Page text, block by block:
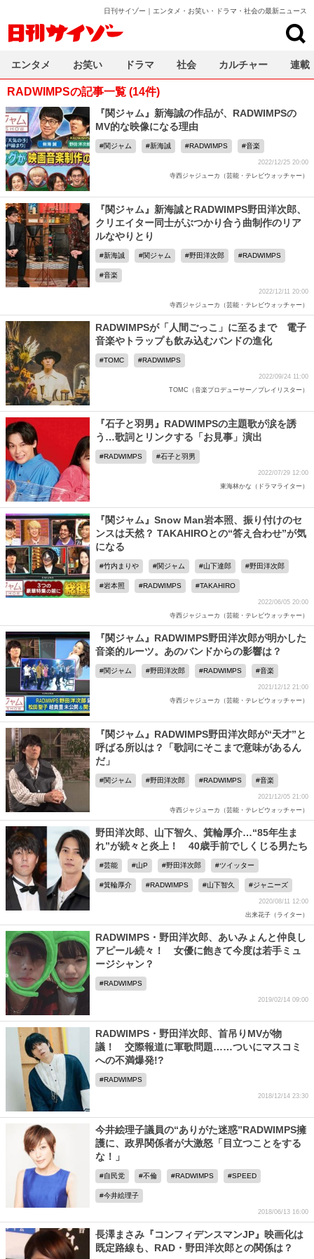
日刊サイゾー｜エンタメ・お笑い・ドラマ・社会の最新ニュース
RADWIMPSの記事一覧 (14件)
『関ジャム』新海誠の作品が、RADWIMPSの
MV的な映像になる理由
関ジャム 新海誠 RADWIMPS 音楽
2022/12/25 20:00
寺西ジャジューカ（芸能・テレビウォッチャー）
『関ジャム』新海誠とRADWIMPS野田洋次郎、
クリエイター同士がぶつかり合う曲制作のリア
ルなやりとり
新海誠 関ジャム 野田洋次郎 RADWIMPS
音楽
2022/12/11 20:00
寺西ジャジューカ（芸能・テレビウォッチャー）
RADWIMPSが「人間ごっこ」に至るまで 電子
音楽やトラップも飲み込むバンドの進化
TOMC RADWIMPS
2022/09/24 11:00
TOMC（音楽プロデューサー／プレイリスター）
『石子と羽男』RADWIMPSの主題歌が涙を誘
う…歌詞とリンクする「お見事」演出
RADWIMPS 石子と羽男
2022/07/29 12:00
東海林かな（ドラマライター）
『関ジャム』Snow Man岩本照、振り付けのセ
ンスは天然？ TAKAHIROとの“答え合わせ”が気
になる
竹内まりや 関ジャム 山下達郎 野田洋次郎
岩本照 RADWIMPS TAKAHIRO
2022/06/05 20:00
寺西ジャジューカ（芸能・テレビウォッチャー）
『関ジャム』RADWIMPS野田洋次郎が明かした
音楽的ルーツ。あのバンドからの影響は？
関ジャム 野田洋次郎 RADWIMPS 音楽
2021/12/12 21:00
寺西ジャジューカ（芸能・テレビウォッチャー）
『関ジャム』RADWIMPS野田洋次郎が“天才”と
呼ばる所以は？「歌詞にそこまで意味があるん
だ」
関ジャム 野田洋次郎 RADWIMPS 音楽
2021/12/05 21:00
寺西ジャジューカ（芸能・テレビウォッチャー）
野田洋次郎、山下智久、箕輪厚介…“85年生ま
れ”が続々と炎上！ 40歳手前でしくじる男たち
芸能 山P 野田洋次郎 ツイッター
箕輪厚介 RADWIMPS 山下智久 ジャニーズ
2020/08/11 12:00
出来花子（ライター）
RADWIMPS・野田洋次郎、あいみょんと仲良し
アピール続々！ 女優に飽きて今度は若手ミュ
ージシャン？
RADWIMPS
2019/02/14 09:00
RADWIMPS・野田洋次郎、首吊りMVが物
議！ 交際報道に軍歌問題……ついにマスコミ
への不満爆発!?
RADWIMPS
2018/12/14 23:30
今井絵理子議員の“ありがた迷惑”RADWIMPS擁
護に、政界関係者が大激怒「目立つことをする
な！」
自民党 不倫 RADWIMPS SPEED
今井絵理子
2018/06/13 16:00
長澤まさみ『コンフィデンスマンJP』映画化は
既定路線も、RAD・野田洋次郎との関係は？
エンタメ お笑い ドラマ 社会 カルチャー 連載